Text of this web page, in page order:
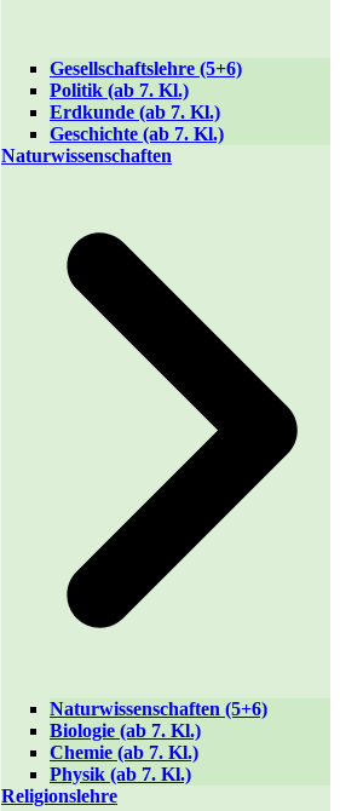
Gesellschaftslehre (5+6)
Politik (ab 7. Kl.)
Erdkunde (ab 7. Kl.)
Geschichte (ab 7. Kl.)
Naturwissenschaften
Naturwissenschaften (5+6)
Biologie (ab 7. Kl.)
Chemie (ab 7. Kl.)
Physik (ab 7. Kl.)
Religionslehre